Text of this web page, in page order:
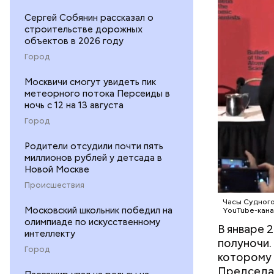
Сергей Собянин рассказал о
строительстве дорожных
объектов в 2026 году
Город
Москвичи смогут увидеть пик
метеорного потока Персеиды в
ночь с 12 на 13 августа
Город
Родители отсудили почти пять
миллионов рублей у детсада в
Новой Москве
Происшествия
Московский школьник победил на
олимпиаде по искусственному
интеллекту
Город
Часы
YouTube-
В январе
которому
Часы
— был
не раз
году часы
самое
холодная
часов
Где
есть